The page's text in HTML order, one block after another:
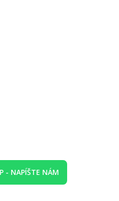
trojchodového set menu
z a-la carte reštaurácií
- NAPÍŠTE NÁM